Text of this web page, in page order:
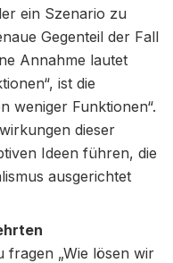
ein Szenario zu
Gegenteil der Fall
Annahme lautet
ist die
weniger Funktionen“.
dieser
Ideen führen, die
ausgerichtet
fragen „Wie lösen wir